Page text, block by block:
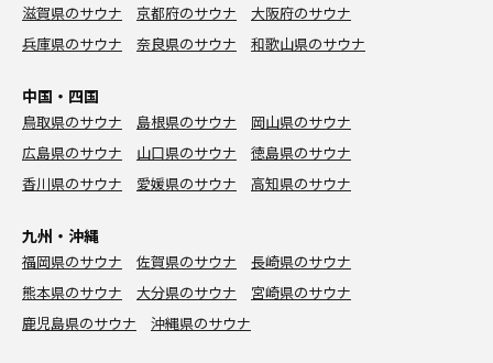
滋賀県のサウナ 京都府のサウナ
大阪府のサウナ
兵庫県のサウナ
奈良県のサウナ 和歌山県のサウナ
中国・四国
鳥取県のサウナ 島根県のサウナ
岡山県のサウナ
広島県のサウナ
山口県のサウナ
徳島県のサウナ
香川県のサウナ
愛媛県のサウナ 高知県のサウナ
九州・沖縄
福岡県のサウナ 佐賀県のサウナ
長崎県のサウナ
熊本県のサウナ
大分県のサウナ
宮崎県のサウナ
鹿児島県のサウナ
沖縄県のサウナ